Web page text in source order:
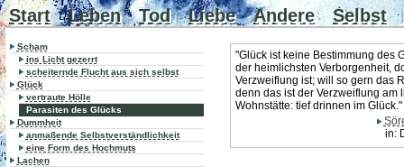
Start Leben Tod Liebe Andere Selbst
Scham
ins Licht gezerrt
scheiternde Flucht aus sich selbst
Glück
vertraute Hölle
Parasiten des Glücks
Dummheit
anmaßende Selbstverständlichkeit
eine Form des Hochmuts
Lachen
"Glück ist keine Bestimmung des
der heimlichsten Verborgenheit,
Verzweiflung ist; will so gern das
denn das ist der Verzweiflung am
Wohnstätte: tief drinnen im Glück."
in: